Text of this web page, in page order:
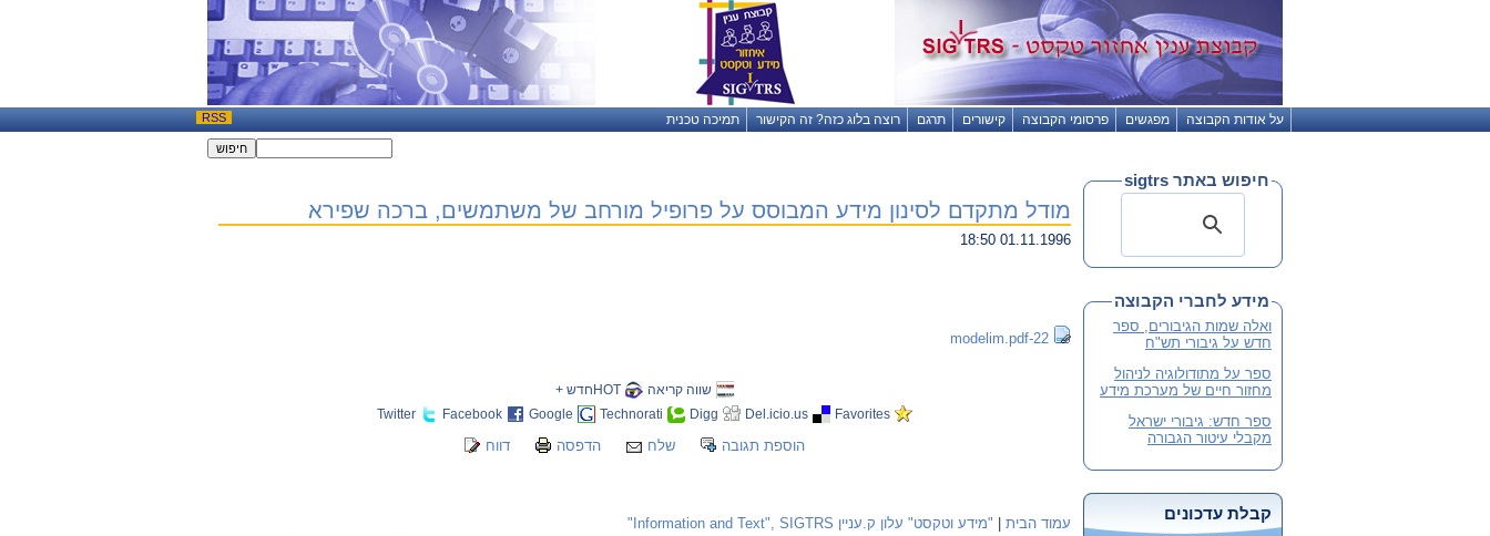
RSS על אודות הקבוצה מפגשים פרסומי הקבוצה קישורים תרגם רוצה בלוג כזה? זה הקישור תמיכה טכנית
מודל מתקדם לסינון מידע המבוסס על פרופיל מורחב של משתמשים, ברכה שפירא
01.11.1996 18:50
22-modelim.pdf
שווה קריאה
HOTחדש +
Favorites
Del.icio.us
Digg
Technorati
Google
Facebook
Twitter
הוספת תגובה שלח הדפסה דווח
עמוד הבית "מידע וטקסט" עלון ק.עניין Information and Text", SIGTRS"
חיפוש באתר sigtrs
מידע לחברי הקבוצה
ואלה שמות הגיבורים, ספר
חדש על גיבורי תש"ח
ספר על מתודולוגיה לניהול
מחזור חיים של מערכת מידע
ספר חדש: גיבורי ישראל
מקבלי עיטור הגבורה
קבלת עדכונים